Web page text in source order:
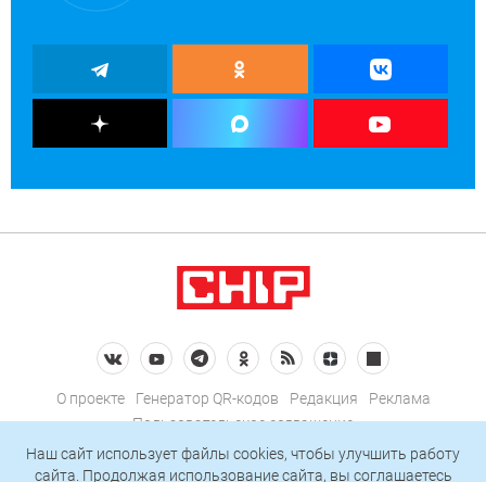
О проекте Генератор QR-кодов Редакция
Реклама
Пользовательское соглашение
Политика конфиденциальности
Наш сайт использует файлы cookies, чтобы улучшить работу
сайта. Продолжая использование сайта, вы соглашаетесь